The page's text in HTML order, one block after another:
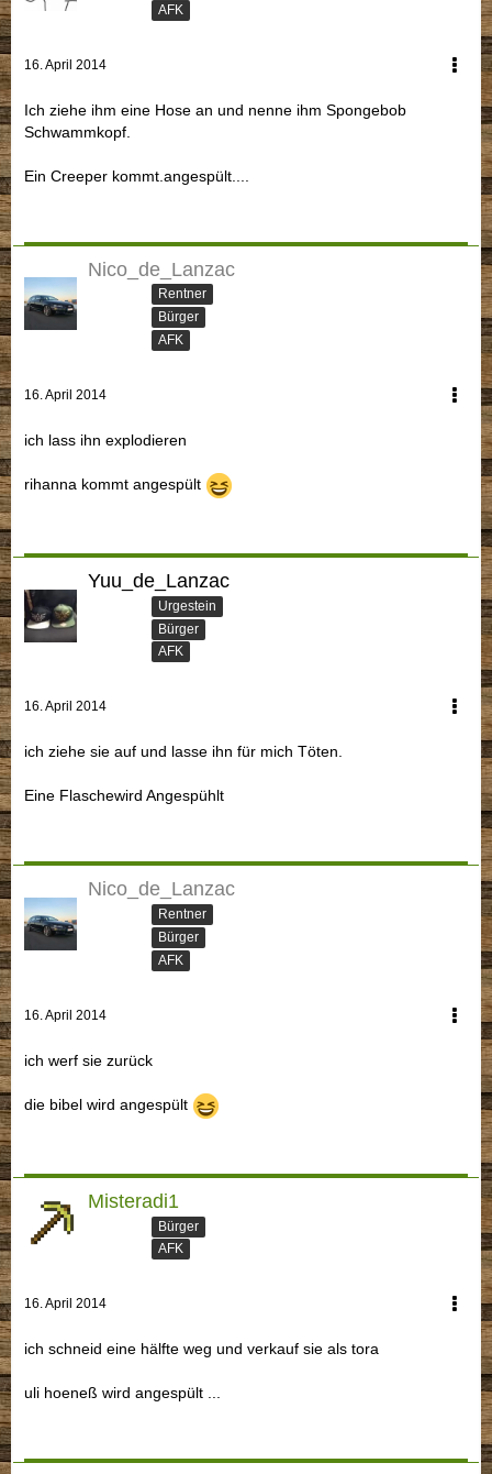
AFK
16. April 2014
Ich ziehe ihm eine Hose an und nenne ihm Spongebob
Schwammkopf.
Ein Creeper kommt.angespült....
Nico_de_Lanzac
Rentner
Bürger
AFK
16. April 2014
ich lass ihn explodieren
rihanna kommt angespült
Yuu_de_Lanzac
Urgestein
Bürger
AFK
16. April 2014
ich ziehe sie auf und lasse ihn für mich Töten.
Eine Flaschewird Angespühlt
Nico_de_Lanzac
Rentner
Bürger
AFK
16. April 2014
ich werf sie zurück
die bibel wird angespült
Misteradi1
Bürger
AFK
16. April 2014
ich schneid eine hälfte weg und verkauf sie als tora
uli hoeneß wird angespült ...